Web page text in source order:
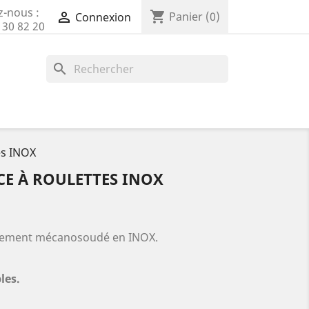
nous :
82 20
 Connexion shopping_cart Panier (0)
search
INOX
À ROULETTES INOX
mécanosoudé en INOX.